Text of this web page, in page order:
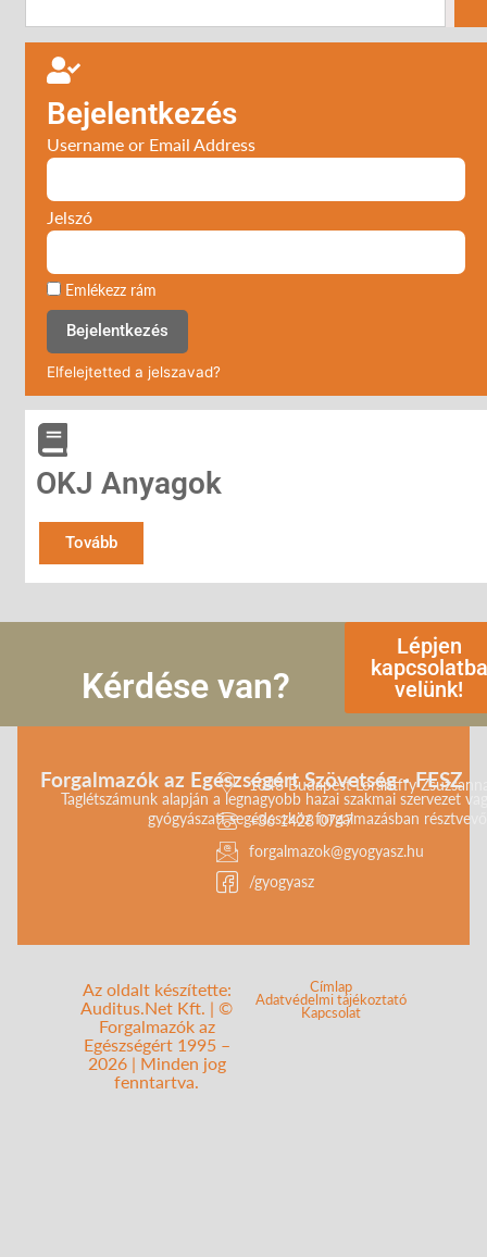
Bejelentkezés
Username or Email Address
Jelszó
Emlékezz rám
Bejelentkezés
Elfelejtetted a jelszavad?
OKJ Anyagok
Tovább
Kérdése van?
Lépjen
kapcsolatba
velünk!
Forgalmazók az Egészségért Szövetség - FESZ
Taglétszámunk alapján a legnagyobb hazai szakmai szervezet
gyógyászati segédeszköz forgalmazásban
1043 Budapest Lorántffy
+36 1428 0747
forgalmazok@gyogyasz.hu
/gyogyasz
Az oldalt készítette:
Auditus.Net Kft. | ©
Forgalmazók az
Egészségért 1995 –
2026 | Minden jog
fenntartva.
Címlap
Adatvédelmi tájékoztató
Kapcsolat